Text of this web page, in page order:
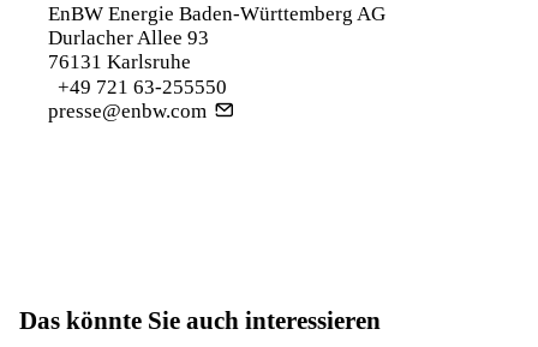
EnBW Energie Baden-Württemberg AG
Durlacher Allee 93
76131 Karlsruhe
+49 721 63-255550
presse@enbw.com
Das könnte Sie auch interessieren